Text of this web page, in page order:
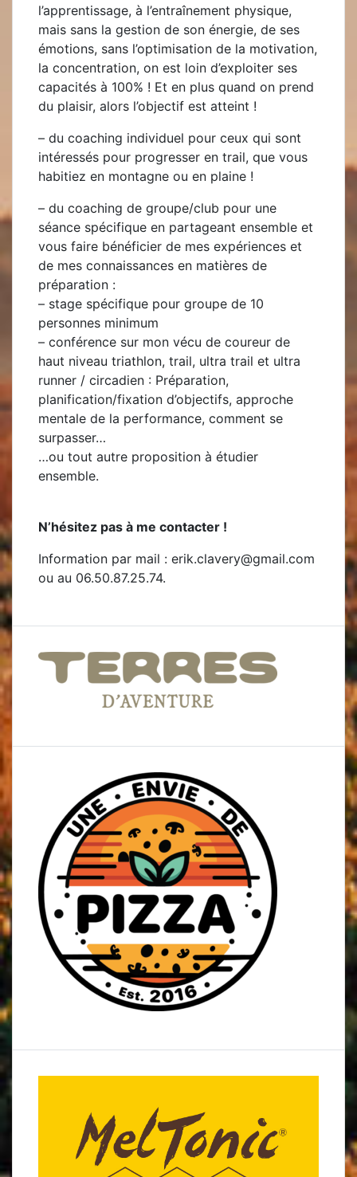
l’apprentissage, à l’entraînement physique,
mais sans la gestion de son énergie, de ses
émotions, sans l’optimisation de la motivation,
la concentration, on est loin d’exploiter ses
capacités à 100% ! Et en plus quand on prend
du plaisir, alors l’objectif est atteint !
– du coaching individuel pour ceux qui sont
intéressés pour progresser en trail, que vous
habitiez en montagne ou en plaine !
– du coaching de groupe/club pour une
séance spécifique en partageant ensemble et
vous faire bénéficier de mes expériences et
de mes connaissances en matières de
préparation :
– stage spécifique pour groupe de 10
personnes minimum
– conférence sur mon vécu de coureur de
haut niveau triathlon, trail, ultra trail et ultra
runner / circadien : Préparation,
planification/fixation d’objectifs, approche
mentale de la performance, comment se
surpasser…
…ou tout autre proposition à étudier
ensemble.
N’hésitez pas à me contacter !
Information par mail : erik.clavery@gmail.com
ou au 06.50.87.25.74.